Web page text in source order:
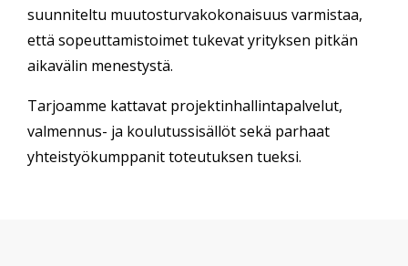
suunniteltu muutosturvakokonaisuus varmistaa,
että sopeuttamistoimet tukevat yrityksen pitkän
aikavälin menestystä.
Tarjoamme kattavat projektinhallintapalvelut,
valmennus- ja koulutussisällöt sekä parhaat
yhteistyökumppanit toteutuksen tueksi.